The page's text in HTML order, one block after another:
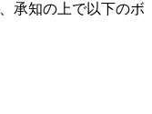
承知の上で以下のボ